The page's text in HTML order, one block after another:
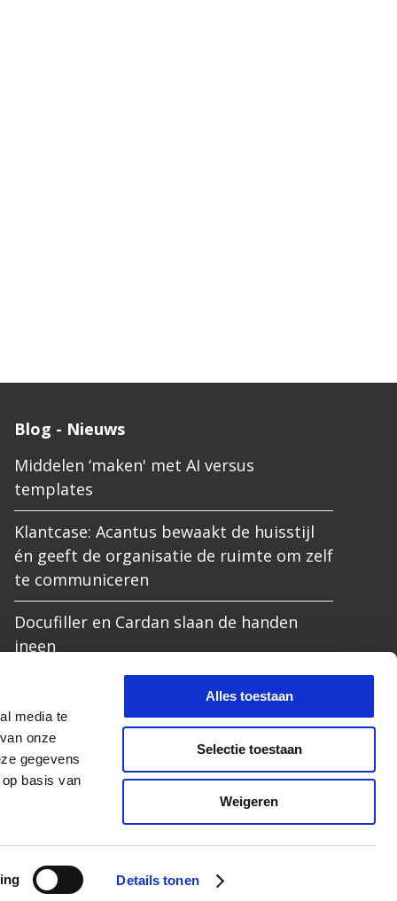
media te
onze
gegevens
basis van
Details tonen
Alles toestaan
Selectie toestaan
Weigeren
Blog - Nieuws
Middelen ‘maken' met AI versus
templates
Klantcase: Acantus bewaakt de huisstijl
én geeft de organisatie de ruimte om zelf
te communiceren
Docufiller en Cardan slaan de handen
ineen
De beeldbank die wél werkt: waarom
simpel soms slim is
Itris en Docufiller bundelen krachten
voor betere huurderscommunicatie
  